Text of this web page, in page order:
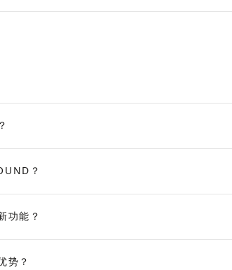
？
功能？
势？